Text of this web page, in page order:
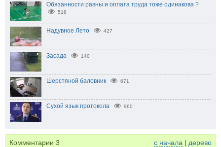
Обязанности равны и оплата труда тоже одинакова ?
518
Надувное Лето 427
Засада 140
Шерстяной баловник 671
Сухой язык протокола 960
Комментарии 3 с начала | дерево